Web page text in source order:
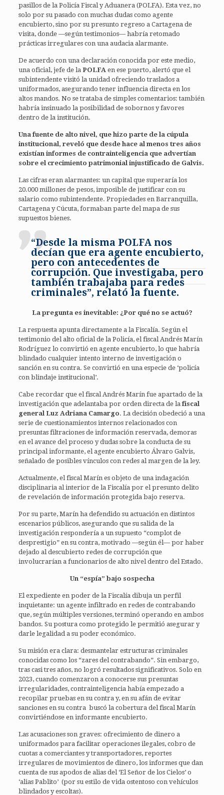
pasillos de la Policía Fiscal y Aduanera (POLFA). Esta vez, no
solo por su pasado con muchas dudas como agente
encubierto, sino por su presunto regreso a Cartagena de
visita, donde —según testimonios— habría retomado
prácticas irregulares con una audacia alarmante.
De acuerdo con una declaración conocida por este medio,
una oficial, jefe de laPOLFA en ese puerto, alertó que el
subintendente visitó la unidad ofreciendo traslados a
uniformados, asegurando tener influencia directa en los
altos mandos. No se trataba de simples comentarios: también
habría insinuado la posibilidad de sobornos y favores
dentro de la institución.
Una fuente de alto nivel, que hizo parte de la cúpula
institucional, reveló que desde hace al menos tres años
existían informes de contrainteligencia que advertían
sobre el crecimiento patrimonial injustificado de Galvis.
Las cifras eran alarmantes: un capital que superaría los
20.000 millones de pesos, imposible de justificar con su
salario como subintendente. Propiedades en Barranquilla,
Cartagena y Cúcuta, formaban parte del mapa de sus
supuestos bienes.
“Desde la misma POLFA nos
decían que era agente encubierto,
pero con antecedentes de
corrupción. Que investigaba, pero
también trabajaba para redes
criminales”, relató la fuente.
La pregunta es inevitable: ¿Por qué no se actuó?
La respuesta apunta directamente a la Fiscalía. Según el
testimonio del alto oficial de la Policía, el fiscal Andrés Marín
Rodríguez lo convirtió en agente encubierto, lo que habría
blindado cualquier intento interno de investigación o
sanción en su contra. Se convirtió en una especie de ‘policía
con blindaje institucional’.
Cabe recordar que el fiscal Andrés Marín fue apartado de la
investigación que adelantaba por orden directa de lafiscal
general Luz Adriana Camargo. La decisión obedeció a una
serie de cuestionamientos internos relacionados con
presuntas filtraciones de información reservada, demoras
en el avance del proceso y dudas sobre la conducta de su
principal informante, el agente encubierto Álvaro Galvis,
señalado de posibles vínculos con redes al margen de la ley.
Actualmente, el fiscal Marín es objeto de una indagación
disciplinaria al interior de la Fiscalía por el presunto delito
de revelación de información protegida bajo reserva.
Por su parte, Marín ha defendido su actuación en distintos
escenarios públicos, asegurando que su salida de la
investigación respondería a un supuesto “complot de
desprestigio” en su contra, motivado —según él— por haber
dejado al descubierto redes de corrupción que
involucrarían a funcionarios de alto nivel dentro del Estado.
Un “espía” bajo sospecha
El expediente en poder de la Fiscalía dibuja un perfil
inquietante: un agente infiltrado en redes de contrabando
que, según múltiples versiones, terminó operando en ambos
bandos. Su postura como protegido le permitió asegurar y
darle legalidad a su poder económico.
Su misión era clara: desmantelar estructuras criminales
conocidas como los “zares del contrabando”. Sin embargo,
tras casi tres años, no logró resultados significativos. Solo en
2023, cuando comenzaron a conocerse sus presuntas
irregularidades, contrainteligencia había empezado a
recopilar pruebas en su contra y, en su afán de evitar
sanciones en su contra buscó la cobertura del fiscal Marín
convirtiéndose en informante encubierto.
Las acusaciones son graves: ofrecimiento de dinero a
uniformados para facilitar operaciones ilegales, cobro de
cuotas a comerciantes y transportadores, reportes
irregulares de movimientos de dinero, los informes que dan
cuenta de sus apodos de alias del ‘El Señor de los Cielos’ o
‘alias Pablito’ (por su estilo de vida ostentoso con vehículos
blindados y escoltas).